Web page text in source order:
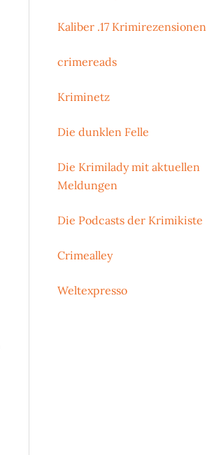
Kaliber .17 Krimirezensionen
crimereads
Kriminetz
Die dunklen Felle
Die Krimilady mit aktuellen
Meldungen
Die Podcasts der Krimikiste
Crimealley
Weltexpresso